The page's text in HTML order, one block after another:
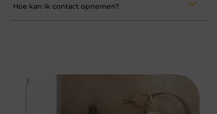
Hoe kan ik contact opnemen?